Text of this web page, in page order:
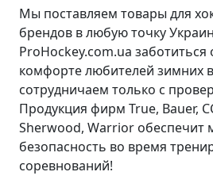
Мы поставляем товары для
брендов в любую точку
ProHockey.com.ua заботиться
комфорте любителей зимних
сотрудничаем только с
Продукция фирм True, Bauer,
Sherwood, Warrior обеспечит
безопасность во время
соревнований!